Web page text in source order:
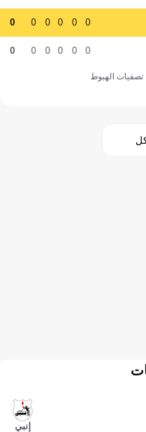
0
0
0
0
0
0
0
0
0
0
0
0
تصفيات الهبوط
إنبي